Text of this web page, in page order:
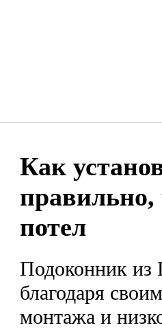
Как
правильно,
потел
Подоконник из
благодаря
монтажа и